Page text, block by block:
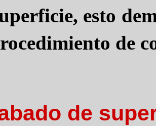
esto
de
de